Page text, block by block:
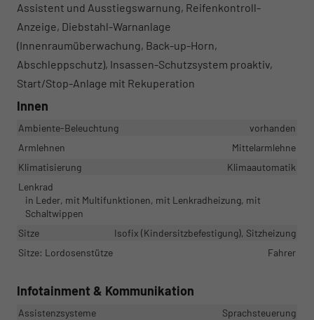
Assistent und Ausstiegswarnung, Reifenkontroll-
Anzeige, Diebstahl-Warnanlage
(Innenraumüberwachung, Back-up-Horn,
Abschleppschutz), Insassen-Schutzsystem proaktiv,
Start/Stop-Anlage mit Rekuperation
Innen
Ambiente-Beleuchtung
vorhanden
Armlehnen
Mittelarmlehne
Klimatisierung
Klimaautomatik
Lenkrad
in Leder, mit Multifunktionen, mit Lenkradheizung, mit
Schaltwippen
Sitze
Isofix (Kindersitzbefestigung), Sitzheizung
Sitze: Lordosenstütze
Fahrer
Infotainment & Kommunikation
Assistenzsysteme
Sprachsteuerung